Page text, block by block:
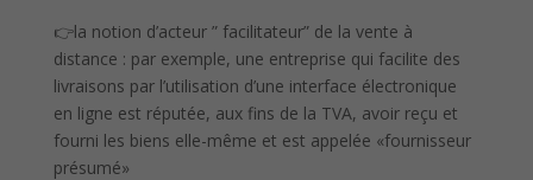
👉la notion d’acteur ” facilitateur” de la vente à
distance : par exemple, une entreprise qui facilite des
livraisons par l’utilisation d’une interface électronique
en ligne est réputée, aux fins de la TVA, avoir reçu et
fourni les biens elle-même et est appelée «fournisseur
présumé»